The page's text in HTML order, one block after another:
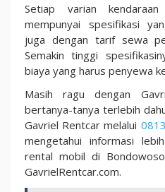
Setiap varian
mempunyai spesifikasi
juga dengan tarif sewa
Semakin tinggi
biaya yang harus penyewa
Masih ragu dengan
bertanya-tanya terlebih
Gavriel Rentcar melalui
mengetahui informasi
rental mobil di
GavrielRentcar.com.